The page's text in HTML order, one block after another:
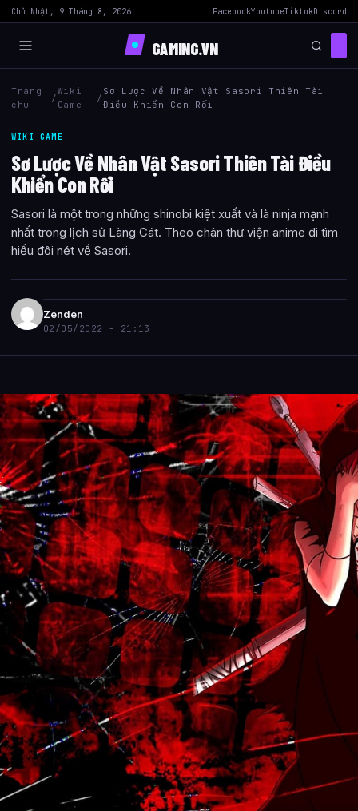
Chủ Nhật, 9 Tháng 8, 2026 FacebookYoutubeTiktokDiscord
GAMING.VN
Trang
chu
/
Wiki
Game
/
Sơ Lược Về Nhân Vật Sasori Thiên Tài
Điều Khiển Con Rối
WIKI GAME
Sơ Lược Về Nhân Vật Sasori Thiên Tài Điều
Khiển Con Rối
Sasori là một trong những shinobi kiệt xuất và là ninja mạnh
nhất trong lịch sử Làng Cát. Theo chân thư viện anime đi tìm
hiểu đôi nét về Sasori.
Zenden
02/05/2022 - 21:13